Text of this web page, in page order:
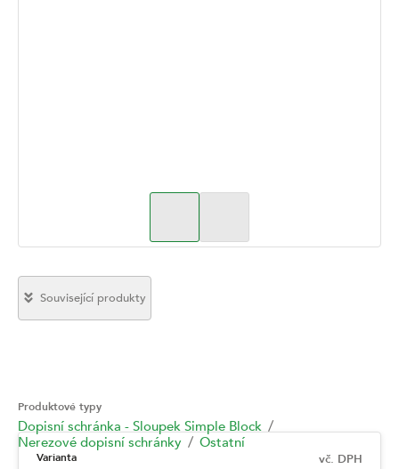
Produktové typy
Dopisní schránka - Sloupek Simple Block
Nerezové dopisní schránky
Ostatní
Varianta vč. DPH
Související produkty